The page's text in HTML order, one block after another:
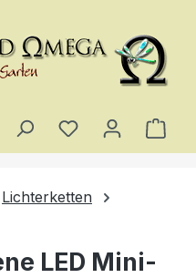
Du hast 0
Lichterketten
LED Mini-